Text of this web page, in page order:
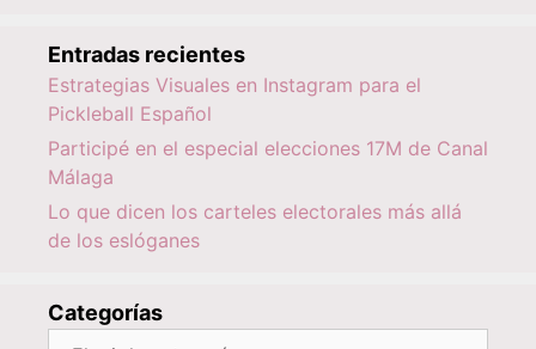
Entradas recientes
Estrategias Visuales en Instagram para el
Pickleball Español
Participé en el especial elecciones 17M de Canal
Málaga
Lo que dicen los carteles electorales más allá
de los eslóganes
Categorías